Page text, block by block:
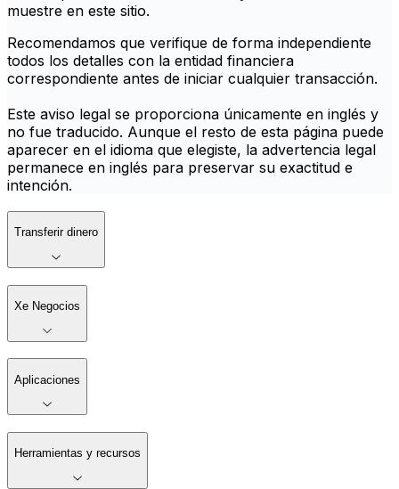
muestre en este sitio.
Recomendamos que verifique de forma independiente
todos los detalles con la entidad financiera
correspondiente antes de iniciar cualquier transacción.
Este aviso legal se proporciona únicamente en inglés y
no fue traducido. Aunque el resto de esta página puede
aparecer en el idioma que elegiste, la advertencia legal
permanece en inglés para preservar su exactitud e
intención.
Transferir dinero
Xe Negocios
Aplicaciones
Herramientas y recursos